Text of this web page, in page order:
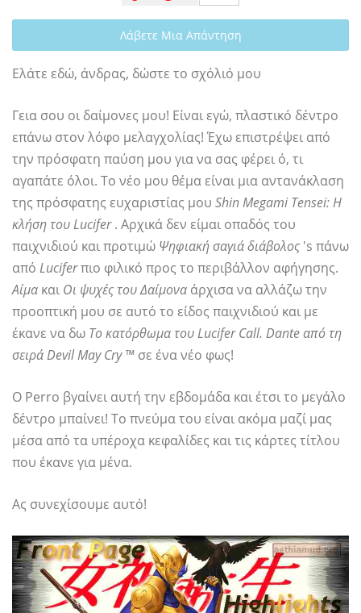
Λάβετε Μια Απάντηση
Ελάτε εδώ, άνδρας, δώστε το σχόλιό μου
Γεια σου οι δαίμονες μου! Είναι εγώ, πλαστικό δέντρο
επάνω στον λόφο μελαγχολίας! Έχω επιστρέψει από
την πρόσφατη παύση μου για να σας φέρει ό, τι
αγαπάτε όλοι. Το νέο μου θέμα είναι μια αντανάκλαση
της πρόσφατης ευχαριστίας μου Shin Megami Tensei: Η
κλήση του Lucifer. Αρχικά δεν είμαι οπαδός του
παιχνιδιού και προτιμώ Ψηφιακή σαγιά διάβολος 's πάνω
από Luciferπιο φιλικό προς το περιβάλλον αφήγησης.
Αίμα και Οι ψυχές του Δαίμονα άρχισα να αλλάζω την
προοπτική μου σε αυτό το είδος παιχνιδιού και με
έκανε να δω Το κατόρθωμα του Lucifer Call. Dante από τη
σειρά Devil May Cry ™ σε ένα νέο φως!
Ο Perro βγαίνει αυτή την εβδομάδα και έτσι το μεγάλο
δέντρο μπαίνει! Το πνεύμα του είναι ακόμα μαζί μας
μέσα από τα υπέροχα κεφαλίδες και τις κάρτες τίτλου
που έκανε για μένα.
Ας συνεχίσουμε αυτό!